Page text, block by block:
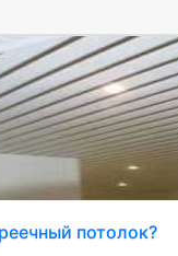
потолок?